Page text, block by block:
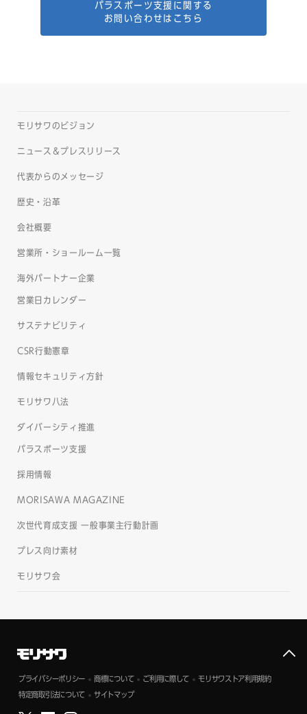
パラスポーツ支援に関する
お問い合わせはこちら
モリサワのビジョン
ニュース＆プレスリリース
代表からのメッセージ
歴史・沿革
会社概要
営業所・ショールーム一覧
海外パートナー企業
営業日カレンダー
サステナビリティ
CSR行動憲章
情報セキュリティ方針
モリサワ八法
ダイバーシティ推進
パラスポーツ支援
採用情報
MORISAWA MAGAZINE
次世代育成支援 一般事業主行動計画
プレス向け素材
モリサワ会
プライバシーポリシー 商標について ご利用に際して モリサワストア利用規約
特定商取引法について サイトマップ